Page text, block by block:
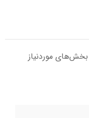
بخش‌های موردنیاز